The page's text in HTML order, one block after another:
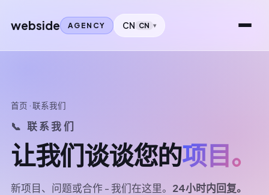
webside AGENCY CN CN
首页 · 联系我们
📞 联系我们
让我们谈谈您的项目。
新项目、问题或合作 - 我们在这里。 24小时内回复。